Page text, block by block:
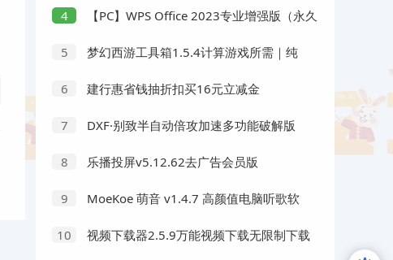
4
【PC】WPS Office 2023专业增强版（永久
5
梦幻西游工具箱1.5.4计算游戏所需｜纯
6 建行惠省钱抽折扣买16元立减金
7 DXF·别致半自动倍攻加速多功能破解版
8 乐播投屏v5.12.62去广告会员版
9
MoeKoe 萌音 v1.4.7 高颜值电脑听歌软
10
视频下载器2.5.9万能视频下载无限制下载